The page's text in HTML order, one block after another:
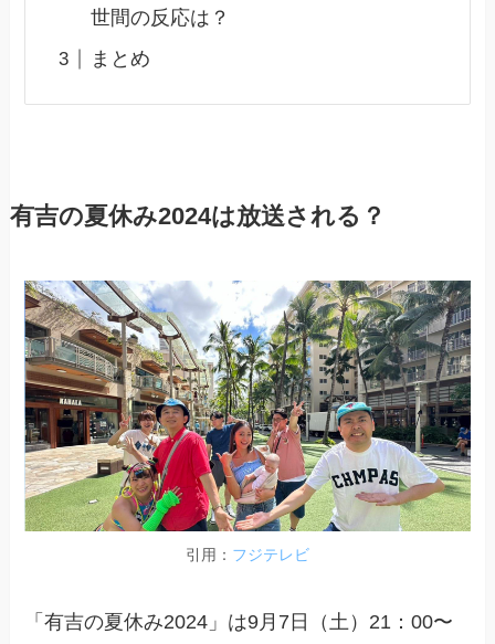
世間の反応は？
まとめ
有吉の夏休み2024は放送される？
引用： フジテレビ
「有吉の夏休み2024」は9月7日（土）21：00〜